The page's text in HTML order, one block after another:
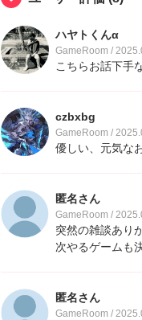
ハヤトくんα
GameRoom /
こちらお話下手
czbxbg
GameRoom /
優しい、元気な
匿名さん
GameRoom /
突然の雑談あり
次やるゲームも
匿名さん
GameRoom /